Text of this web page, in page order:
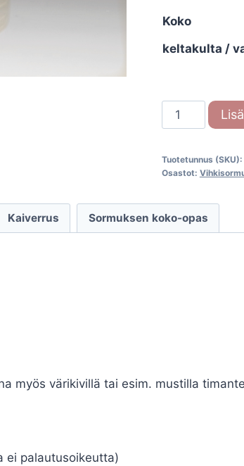
Koko
keltakulta /
Runokki
määrä
Tuotetunnus (SKU):
Osastot:
Kaiverrus Sormuksen koko-opas
myös värikivillä tai esim. mustilla
ei palautusoikeutta)